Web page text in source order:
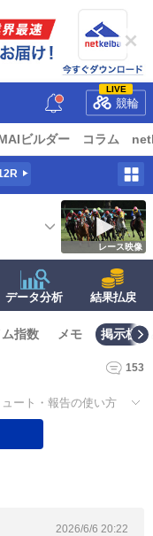
LIVE
競輪
ビルダー コラム
レース映像
データ分析 結果払戻
指数 メモ 掲示板
153
ュート・報告の使い方
2026/6/6 20:22